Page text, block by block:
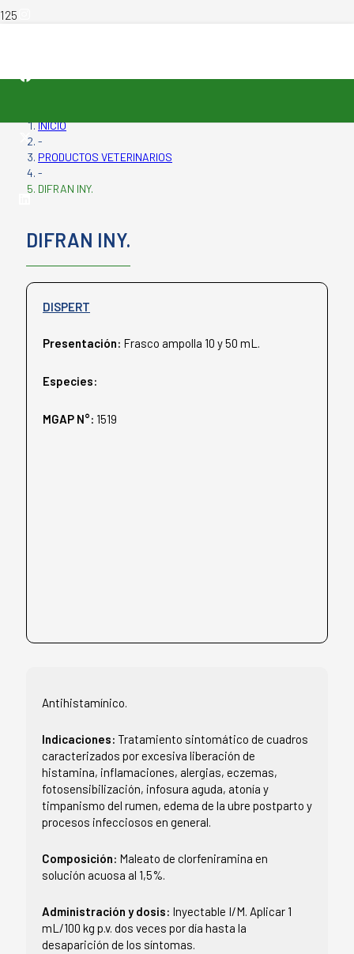
INICIO
-
PRODUCTOS VETERINARIOS
-
DIFRAN INY.
DIFRAN INY.
DISPERT
Presentación: Frasco ampolla 10 y 50 mL.
Especies:
MGAP N°: 1519
Antihistamínico.
Indicaciones: Tratamiento sintomático de cuadros
caracterizados por excesiva liberación de
histamina, inflamaciones, alergias, eczemas,
fotosensibilización, infosura aguda, atonía y
timpanismo del rumen, edema de la ubre postparto y
procesos infecciosos en general.
Composición: Maleato de clorfeniramina en
solución acuosa al 1,5%.
Administración y dosis: Inyectable I/M. Aplicar 1
mL/100 kg p.v. dos veces por día hasta la
desaparición de los síntomas.